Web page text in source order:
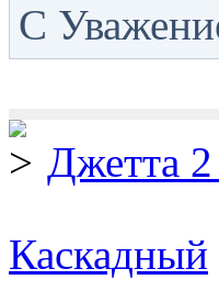
С
Джетта
Каскадный